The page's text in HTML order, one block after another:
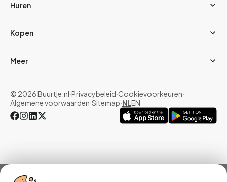
Huren
Kopen
Meer
© 2026 Buurtje.nl·Privacybeleid·Cookievoorkeuren·
Algemene voorwaarden·Sitemap·NLEN